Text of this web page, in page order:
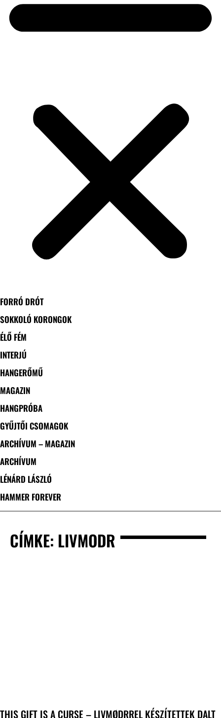
FORRÓ DRÓT
SOKKOLÓ KORONGOK
ÉLŐ FÉM
INTERJÚ
HANGERŐMŰ
MAGAZIN
HANGPRÓBA
GYŰJTŐI CSOMAGOK
ARCHÍVUM – MAGAZIN
ARCHÍVUM
LÉNÁRD LÁSZLÓ
HAMMER FOREVER
CÍMKE: LIVMODR
THIS GIFT IS A CURSE – LIVMØDRREL KÉSZÍTETTEK DALT